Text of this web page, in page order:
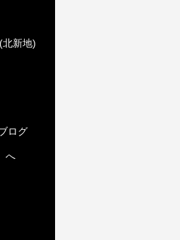
新地)